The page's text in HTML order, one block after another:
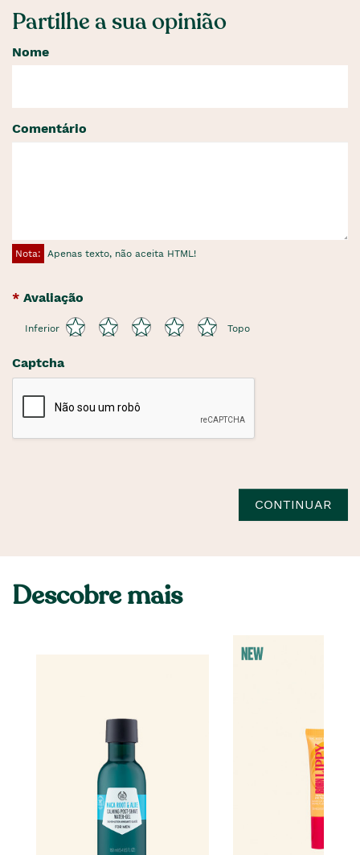
Partilhe a sua opinião
Nome
Comentário
Nota: Apenas texto, não aceita HTML!
Avaliação
Inferior Topo
Captcha
CONTINUAR
Descobre mais